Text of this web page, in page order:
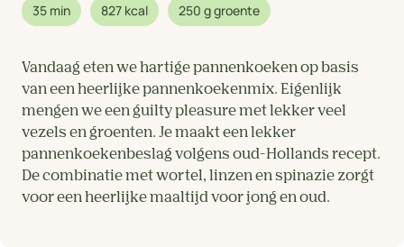
35 min 827 kcal 250 g groente
Vandaag eten we hartige pannenkoeken op basis
van een heerlijke pannenkoekenmix. Eigenlijk
mengen we een guilty pleasure met lekker veel
vezels en groenten. Je maakt een lekker
pannenkoekenbeslag volgens oud-Hollands recept.
De combinatie met wortel, linzen en spinazie zorgt
voor een heerlijke maaltijd voor jong en oud.